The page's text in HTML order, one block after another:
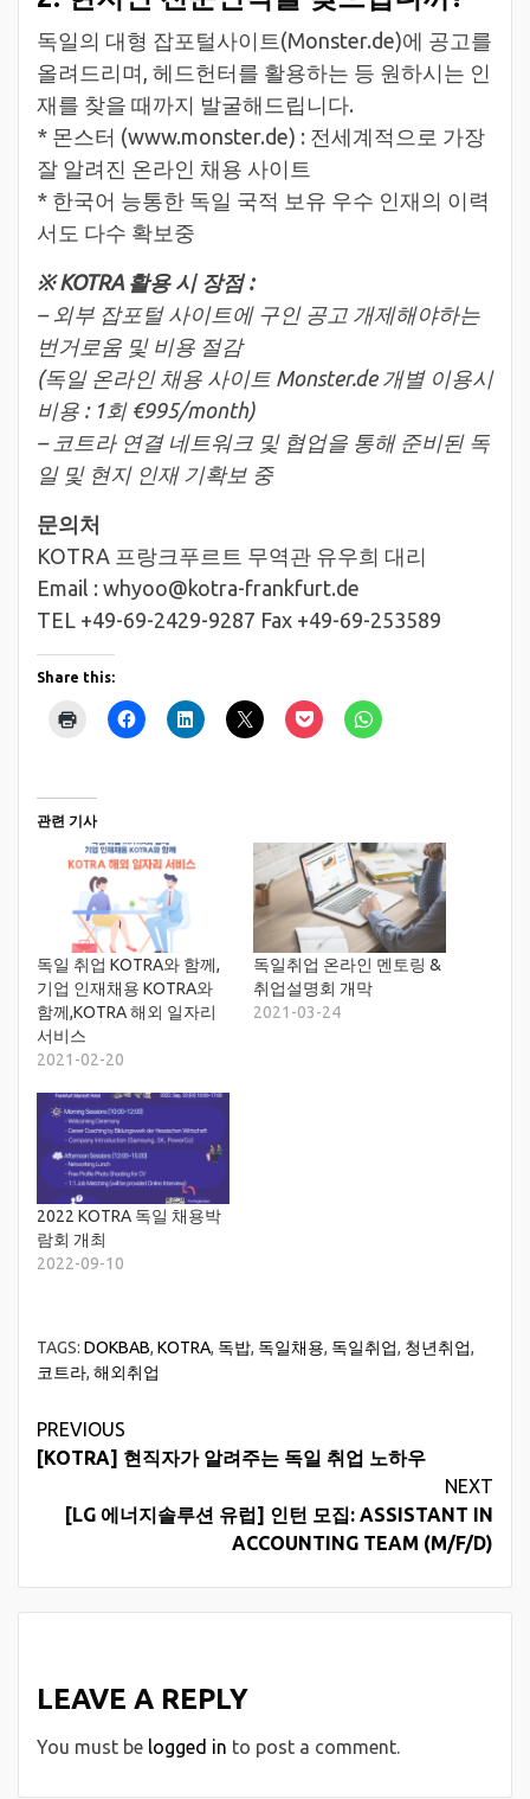
독일의 대형 잡포털사이트(Monster.de)에 공고를
올려드리며, 헤드헌터를 활용하는 등 원하시는 인
재를 찾을 때까지 발굴해드립니다.
* 몬스터 (www.monster.de) : 전세계적으로 가장
잘 알려진 온라인 채용 사이트
* 한국어 능통한 독일 국적 보유 우수 인재의 이력
서도 다수 확보중
※ KOTRA 활용 시 장점 :
– 외부 잡포털 사이트에 구인 공고 개제해야하는
번거로움 및 비용 절감
(독일 온라인 채용 사이트 Monster.de 개별 이용시
비용 : 1회 €995/month)
– 코트라 연결 네트워크 및 협업을 통해 준비된 독
일 및 현지 인재 기확보 중
문의처
KOTRA 프랑크푸르트 무역관 유우희 대리
Email : whyoo@kotra-frankfurt.de
TEL +49-69-2429-9287 Fax +49-69-253589
Share this:
관련 기사
독일 취업 KOTRA와 함께,
기업 인재채용 KOTRA와
함께,KOTRA 해외 일자리
서비스
2021-02-20
독일취업 온라인 멘토링 &
취업설명회 개막
2021-03-24
2022 KOTRA 독일 채용박
람회 개최
2022-09-10
TAGS: DOKBAB, KOTRA, 독밥, 독일채용, 독일취업, 청년취업,
코트라, 해외취업
Continue
Reading
PREVIOUS
[KOTRA] 현직자가 알려주는 독일 취업 노하우
NEXT
[LG 에너지솔루션 유럽] 인턴 모집: ASSISTANT IN
ACCOUNTING TEAM (M/F/D)
LEAVE A REPLY
You must be logged in to post a comment.